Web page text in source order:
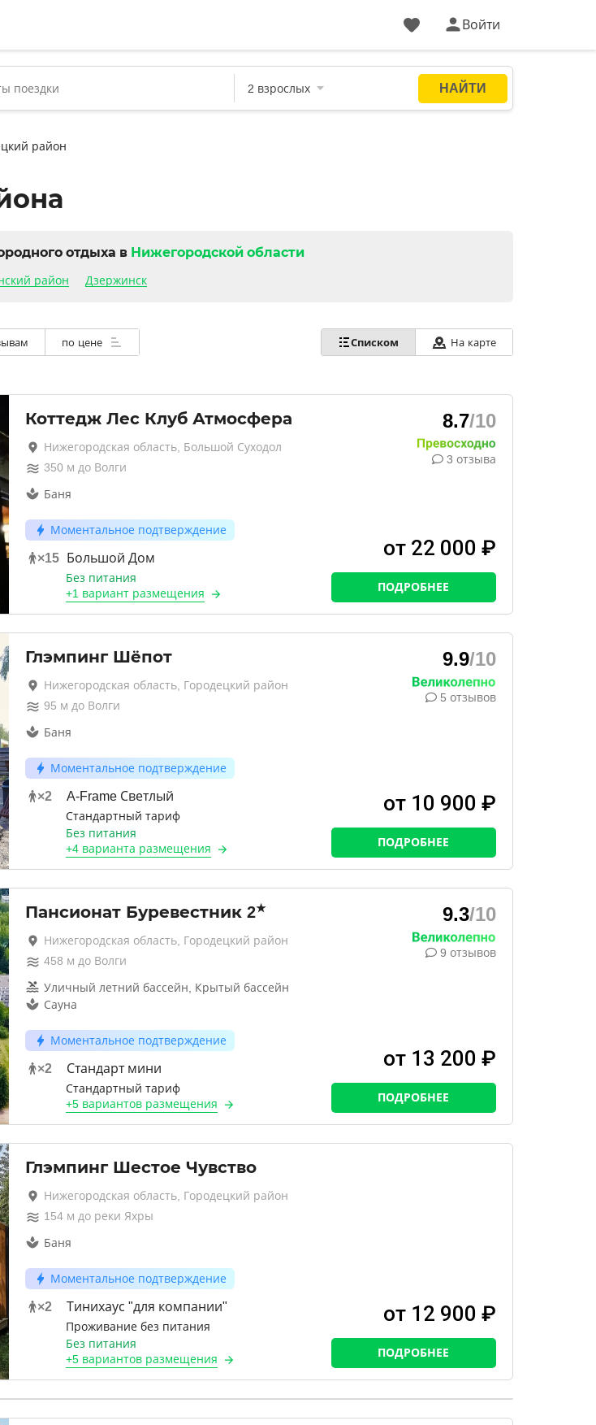
Войти
район
отдыха в Нижегородской области
район Дзержинск
по цене Списком На карте
Коттедж Лес Клуб Атмосфера
Нижегородская область, Большой Суходол
350 м до Волги
Баня
Моментальное подтверждение
×15 Большой Дом
Без питания
+1 вариантразмещения
8.7/10
3 отзыва
от 22 000 ₽
ПОДРОБНЕЕ
Глэмпинг Шёпот
Нижегородская область, Городецкий район
95 м до Волги
Баня
Моментальное подтверждение
×2 A-Frame Светлый
Стандартный тариф
Без питания
+4 варианта размещения
9.9/10
5 отзывов
от 10 900 ₽
ПОДРОБНЕЕ
Пансионат Буревестник 2★
Нижегородская область, Городецкий район
458 м до Волги
Уличный летний бассейн, Крытый бассейн
Сауна
Моментальное подтверждение
×2 Стандарт мини
Стандартный тариф
+5 вариантовразмещения
9.3/10
9 отзывов
от 13 200 ₽
ПОДРОБНЕЕ
Глэмпинг Шестое Чувство
Нижегородская область, Городецкий район
154м до реки Яхры
Баня
Моментальное подтверждение
×2 Тинихаус "для компании"
Проживание без питания
Без питания
+5 вариантовразмещения
от 12 900 ₽
ПОДРОБНЕЕ